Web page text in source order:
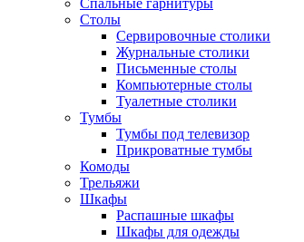
Спальные гарнитуры
Столы
Сервировочные столики
Журнальные столики
Письменные столы
Компьютерные столы
Туалетные столики
Тумбы
Тумбы под телевизор
Прикроватные тумбы
Комоды
Трельяжи
Шкафы
Распашные шкафы
Шкафы для одежды